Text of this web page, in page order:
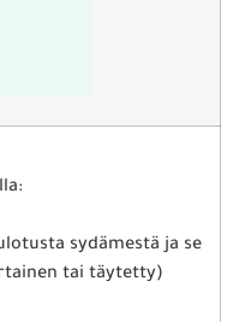
sydämestä ja se
tai täytetty)